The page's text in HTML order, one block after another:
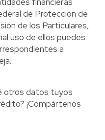
de Protección de
de los Particulares,
uso de ellos puedes
a
otros datos tuyos
¡Compártenos